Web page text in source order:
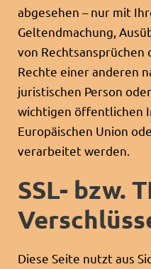
abgesehen – nur mit
Geltendmachung,
von Rechtsansprüchen
Rechte einer anderen
juristischen Person
wichtigen öffentlichen
Europäischen Union
verarbeitet werden.
SSL- bzw.
Diese Seite nutzt aus